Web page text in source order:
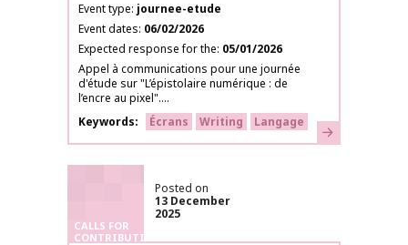
Event type journee-etude
Event dates 06/02/2026
Expected response for the 05/01/2026
Appel à communications pour une journée
d'étude sur "L’épistolaire numérique : de
l’encre au pixel"....
Keywords
Écrans Writing Langage Learn more
CALLS FOR
CONTRIBUTIONS
Posted on
13 December
2025